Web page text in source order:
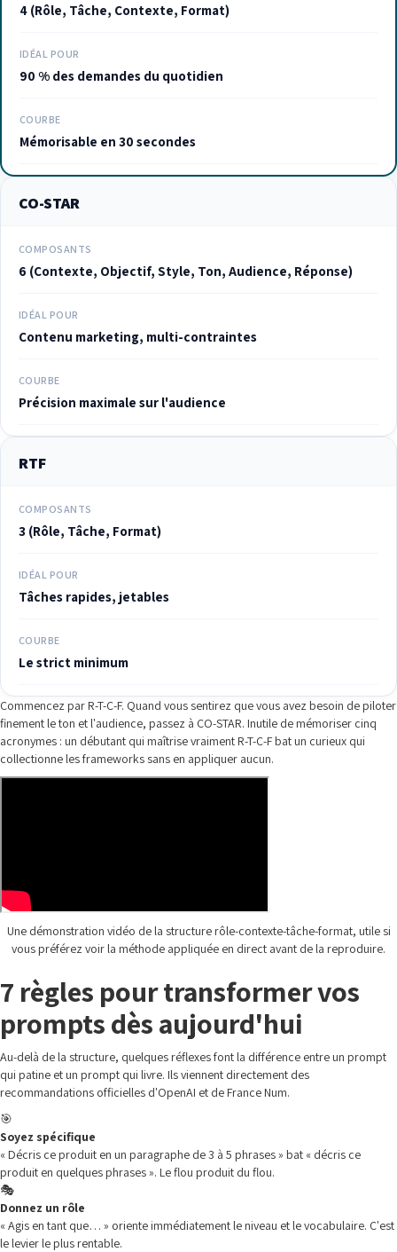
4 (Rôle, Tâche, Contexte, Format)
IDÉAL POUR
90 % des demandes du quotidien
COURBE
Mémorisable en 30 secondes
CO-STAR
COMPOSANTS
6 (Contexte, Objectif, Style, Ton, Audience, Réponse)
IDÉAL POUR
Contenu marketing, multi-contraintes
COURBE
Précision maximale sur l'audience
RTF
COMPOSANTS
3 (Rôle, Tâche, Format)
IDÉAL POUR
Tâches rapides, jetables
COURBE
Le strict minimum
Commencez par R-T-C-F. Quand vous sentirez que vous avez besoin de piloter
finement le ton et l'audience, passez à CO-STAR. Inutile de mémoriser cinq
acronymes : un débutant qui maîtrise vraiment R-T-C-F bat un curieux qui
collectionne les frameworks sans en appliquer aucun.
Une démonstration vidéo de la structure rôle-contexte-tâche-format, utile si
vous préférez voir la méthode appliquée en direct avant de la reproduire.
7 règles pour transformer vos
prompts dès aujourd'hui
Au-delà de la structure, quelques réflexes font la différence entre un prompt
qui patine et un prompt qui livre. Ils viennent directement des
recommandations officielles d'OpenAI et de France Num.
🎯
Soyez spécifique
« Décris ce produit en un paragraphe de 3 à 5 phrases » bat « décris ce
produit en quelques phrases ». Le flou produit du flou.
🎭
Donnez un rôle
« Agis en tant que… » oriente immédiatement le niveau et le vocabulaire. C'est
le levier le plus rentable.